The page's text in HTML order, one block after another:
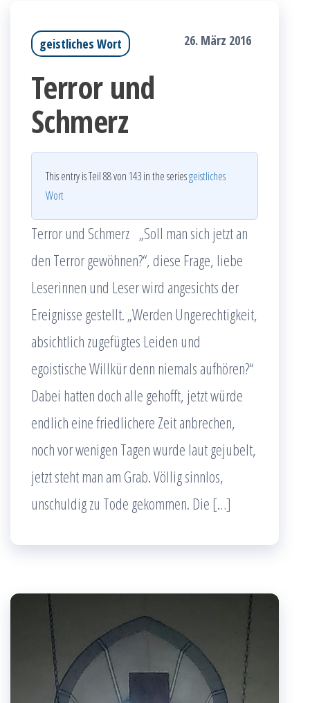
geistliches Wort 26. März 2016
Terror und
Schmerz
This entry is Teil 88 von 143 in the seriesgeistliches
Wort
Terror und Schmerz „Soll man sich jetzt an
den Terror gewöhnen?“, diese Frage, liebe
Leserinnen und Leser wird angesichts der
Ereignisse gestellt. „Werden Ungerechtigkeit,
absichtlich zugefügtes Leiden und
egoistische Willkür denn niemals aufhören?“
Dabei hatten doch alle gehofft, jetzt würde
endlich eine friedlichere Zeit anbrechen,
noch vor wenigen Tagen wurde laut gejubelt,
jetzt steht man am Grab. Völlig sinnlos,
unschuldig zu Tode gekommen. Die […]